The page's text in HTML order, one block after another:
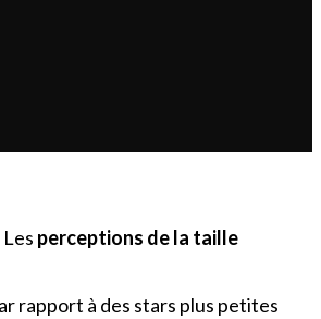
perceptions de la taille
rapport à des stars plus petites